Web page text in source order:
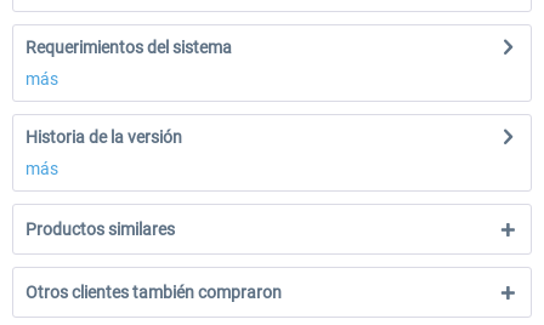
Requerimientos del sistema
más
Historia de la versión
más
Productos similares
Otros clientes también compraron